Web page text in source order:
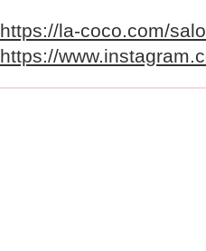
https://la-coco.com/
https://